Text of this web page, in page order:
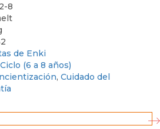
8
de Enki
(6 a 8 años)
, Cuidado del